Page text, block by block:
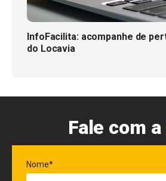
InfoFacilita: acompanhe de
do Locavia
Fale com a
Nome*